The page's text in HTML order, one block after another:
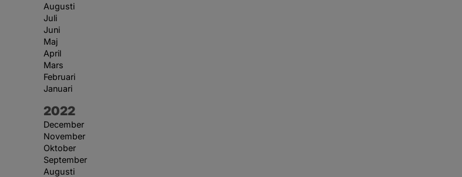
Augusti
Juli
Juni
Maj
April
Mars
Februari
Januari
År:
2022
December
November
Oktober
September
Augusti